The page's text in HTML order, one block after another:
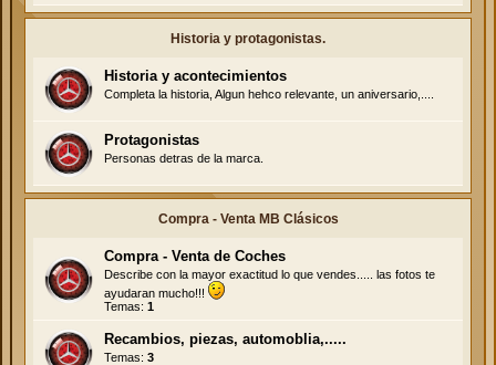
Historia y protagonistas.
Historia y acontecimientos
Completa la historia, Algun hehco relevante, un aniversario,....
Protagonistas
Personas detras de la marca.
Compra - Venta MB Clásicos
Compra - Venta de Coches
Describe con la mayor exactitud lo que vendes..... las fotos te
ayudaran mucho!!!
Temas: 1
Recambios, piezas, automoblia,.....
Temas: 3